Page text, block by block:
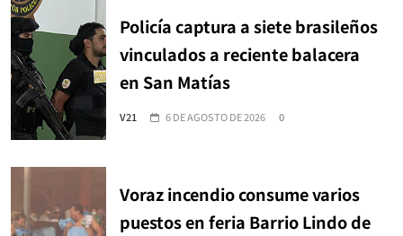
Policía captura a siete brasileños
vinculados a reciente balacera
en San Matías
V21 6 DE AGOSTO DE 2026 0
Voraz incendio consume varios
puestos en feria Barrio Lindo de